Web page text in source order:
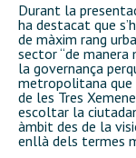
Durant la
ha destacat que
de màxim rang
sector “de
la governança
metropolitana que
de les Tres
escoltar la
àmbit des de la
enllà dels termes